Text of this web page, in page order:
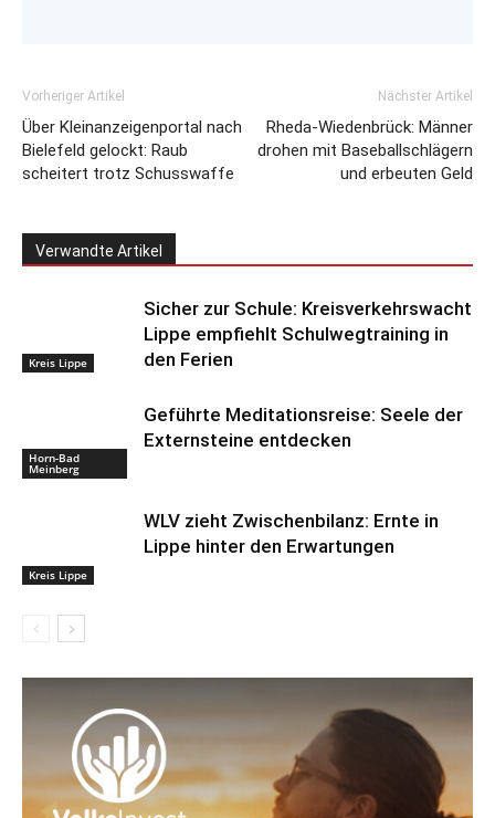
Vorheriger Artikel
Über Kleinanzeigenportal nach
Bielefeld gelockt: Raub
scheitert trotz Schusswaffe
Nächster Artikel
Rheda-Wiedenbrück: Männer
drohen mit Baseballschlägern
und erbeuten Geld
Verwandte Artikel
Kreis Lippe
Sicher zur Schule: Kreisverkehrswacht
Lippe empfiehlt Schulwegtraining in
den Ferien
Horn-Bad
Meinberg
Geführte Meditationsreise: Seele der
Externsteine entdecken
Kreis Lippe
WLV zieht Zwischenbilanz: Ernte in
Lippe hinter den Erwartungen